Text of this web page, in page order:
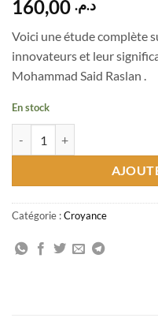
د.م.
Voici uneétude complète
innovateurset leur
Mohammad Said Raslan
En stock
Catégorie :Croyance